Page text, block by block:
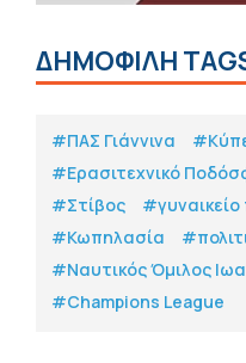
ΔΗΜΟΦΙΛΗ
#ΠΑΣ Γιάννινα
#Eρασιτεχνικό
#Στίβος
#Κωπηλασία
#Ναυτικός Όμιλος
#Champions League